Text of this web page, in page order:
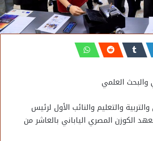
والبحث العلمي
والتربية والتعليم والنائب الأول لرئيس
الكوزن المصري الياباني بالعاشر من